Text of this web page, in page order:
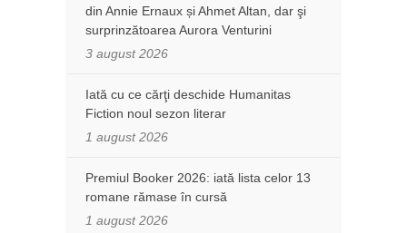
din Annie Ernaux și Ahmet Altan, dar şi
surprinzătoarea Aurora Venturini
3 august 2026
Iată cu ce cărţi deschide Humanitas
Fiction noul sezon literar
1 august 2026
Premiul Booker 2026: iată lista celor 13
romane rămase în cursă
1 august 2026